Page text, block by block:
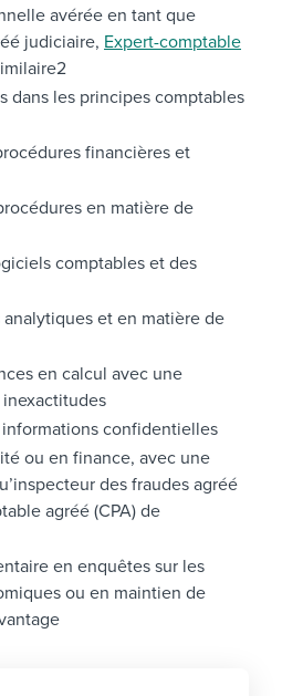
avérée en tant que
judiciaire, Expert-comptable
dans les principes comptables
financières et
en matière de
comptables et des
et en matière de
en calcul avec une
confidentielles
ou en finance, avec une
des fraudes agréé
agréé (CPA) de
en enquêtes sur les
ou en maintien de